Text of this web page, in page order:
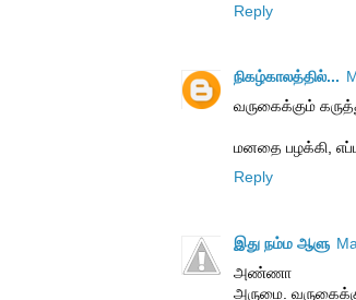
Reply
நிகழ்காலத்தில்...
வருகைக்கும்
மனதை பழக்கி,
Reply
இது நம்ம ஆளு
அண்ணா
அருமை.